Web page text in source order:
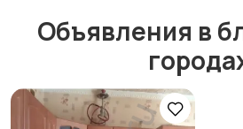
посуточно
Прочие строения
Объявления в